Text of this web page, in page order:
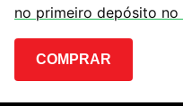
no primeiro depósito no
COMPRAR